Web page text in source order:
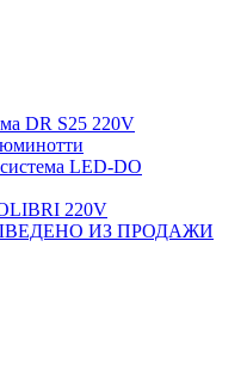
DR S25 220V
LED-DO
220V
ИЗ ПРОДАЖИ